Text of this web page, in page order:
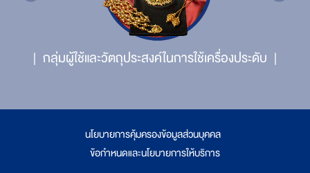
ใช้และวัตถุประสงค์ในการใช้เครื่องประดับ
นโยบายการคุ้มครองข้อมูลส่วนบุคคล
ข้อกำหนดและนโยบายการให้บริการ